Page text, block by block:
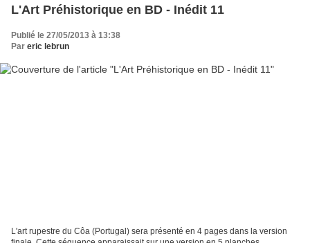
L'Art Préhistorique en BD - Inédit 11
Publié le 27/05/2013 à 13:38
Par eric lebrun
L'art rupestre du Côa (Portugal) sera présenté en 4 pages dans la version